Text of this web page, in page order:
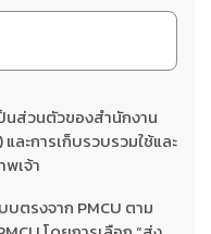
นส่วนตัวของสำนักงาน
ละการเก็บรวบรวมใช้และ
เจ้า
ตรงจาก PMCU ตาม